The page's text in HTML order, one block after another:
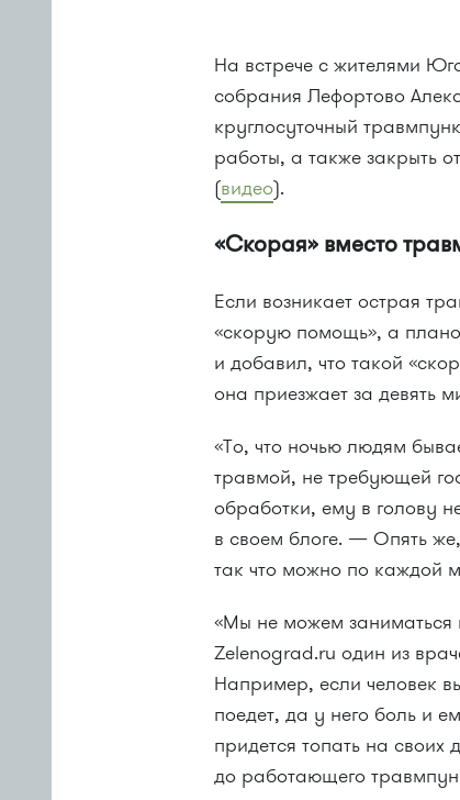
На встрече с жителями
собрания Лефортово
круглосуточный
работы, а также закрыть
(видео).
«Скорая» вместо
Если возникает острая
«скорую помощь», а
и добавил, что такой
она приезжает за девять
«То, что ночью людям
травмой, не требующей
обработки, ему в голову
в своем блоге. — Опять
так что можно по каждой
«Мы не можем заниматься
Zelenograd.ru один из
Например, если человек
поедет, да у него боль и
придется топать на своих
до работающего